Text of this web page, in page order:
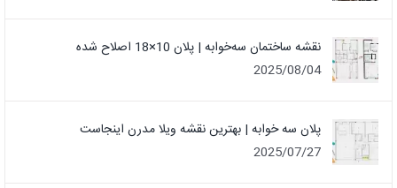
نقشه ساختمان سه‌خوابه | پلان 10×18 اصلاح شده
2025/08/04
پلان سه خوابه | بهترین نقشه ویلا مدرن اینجاست
2025/07/27